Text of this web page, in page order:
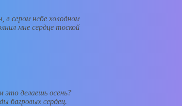
в сером небе холодном
мне сердце тоской
это делаешь осень?
багровых сердец.